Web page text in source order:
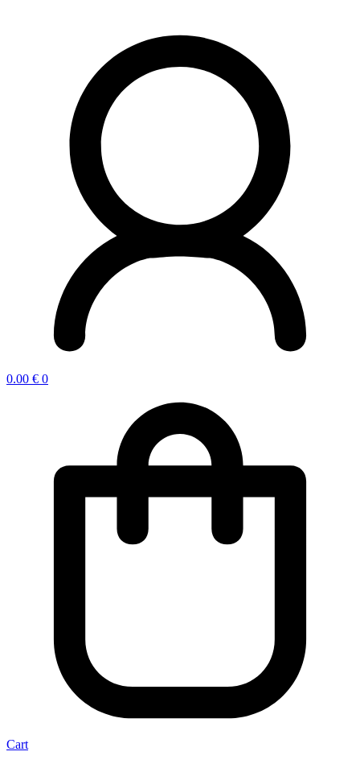
0.00 € 0
Cart